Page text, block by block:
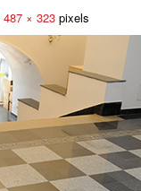
487 × 323 pixels